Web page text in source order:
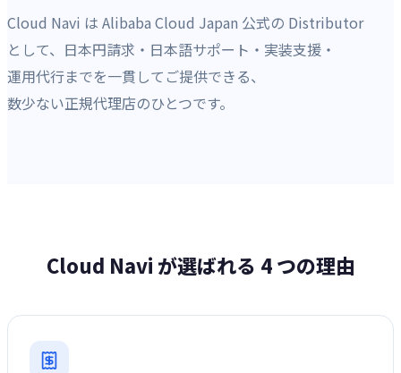
Cloud Navi は Alibaba Cloud Japan 公式の Distributor
として、日本円請求・日本語サポート・実装支援・
運用代行までを一貫してご提供できる、
数少ない正規代理店のひとつです。
Cloud Navi が選ばれる 4 つの理由